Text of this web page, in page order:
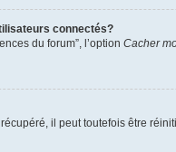
connectés?
du forum”, l’option Cacher
il peut toutefois être